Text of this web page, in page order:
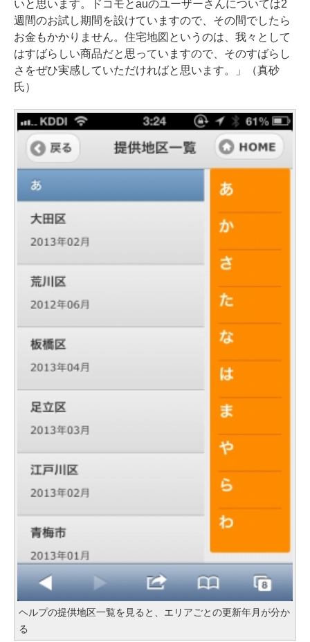
いと思います。ドコモとauのユーザーさんについては2
週間のお試し期間を設けていますので、その間でしたら
お金もかかりません。住宅地図というのは、我々として
はすばらしい商品だと思っていますので、そのすばらし
さをぜひ実感していただければと思います。」（真砂
氏）
ヘルプの提供地区一覧を見ると、エリアごとの更新年月が分か
る